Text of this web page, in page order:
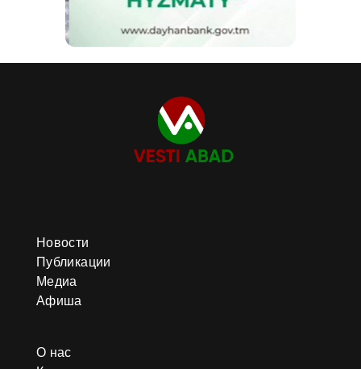
Новости
Публикации
Медиа
Афиша
О нас